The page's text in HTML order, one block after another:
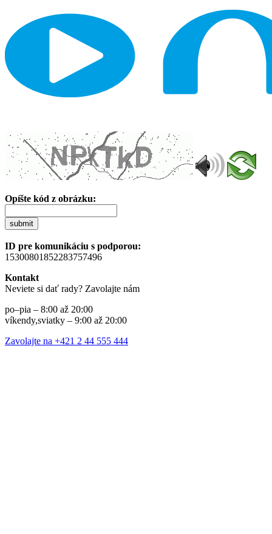
Opíšte kód z obrázku:
submit
ID pre komunikáciu s podporou:
15300801852283757496
Kontakt
Neviete si dať rady? Zavolajte nám
po–pia – 8:00 až 20:00
víkendy,sviatky – 9:00 až 20:00
Zavolajte na +421 2 44 555 444